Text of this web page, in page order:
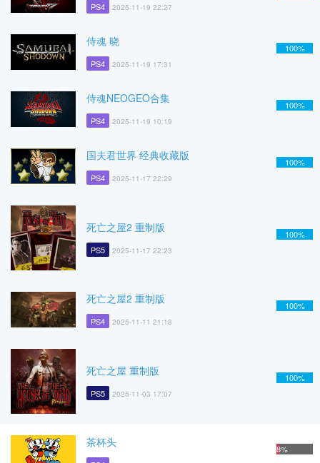
PS4 2025-11-19 22:27
侍魂 晓
PS4 2025-11-19 17:31
100%
侍魂NEOGEO合集
PS4 2025-11-19 10:19
100%
国夫君世界 经典收藏版
PS4 2025-11-17 22:29
100%
死亡之屋2 重制版
PS5 2025-11-17 22:23
100%
死亡之屋2 重制版
PS4 2025-11-11 21:18
100%
死亡之屋 重制版
PS5 2025-11-03 17:07
100%
茶杯头 8%